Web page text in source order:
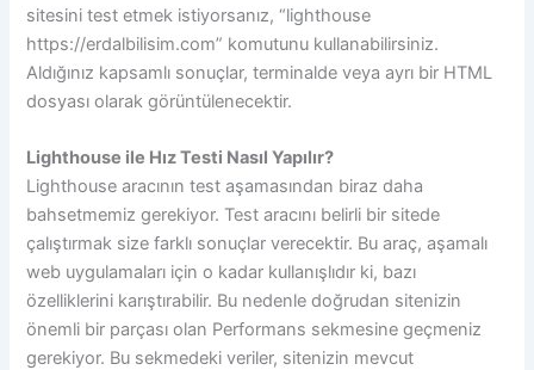
sitesini test etmek istiyorsanız, “lighthouse
https://erdalbilisim.com” komutunu kullanabilirsiniz.
Aldığınız kapsamlı sonuçlar, terminalde veya ayrı bir HTML
dosyası olarak görüntülenecektir.
Lighthouse ile Hız Testi Nasıl Yapılır?
Lighthouse aracının test aşamasından biraz daha
bahsetmemiz gerekiyor. Test aracını belirli bir sitede
çalıştırmak size farklı sonuçlar verecektir. Bu araç, aşamalı
web uygulamaları için o kadar kullanışlıdır ki, bazı
özelliklerini karıştırabilir. Bu nedenle doğrudan sitenizin
önemli bir parçası olan Performans sekmesine geçmeniz
gerekiyor. Bu sekmedeki veriler, sitenizin mevcut